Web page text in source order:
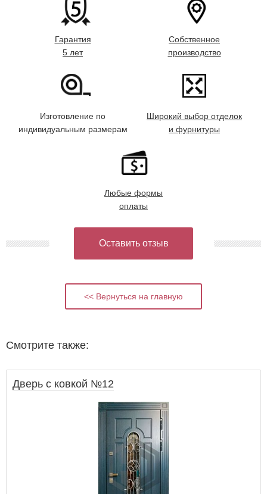
Гарантия
5 лет
Собственное
производство
Изготовление по
индивидуальным размерам
Широкий выбор отделок
и фурнитуры
Любые формы
оплаты
Оставить отзыв
<< Вернуться на главную
Смотрите также:
Дверь с ковкой №12